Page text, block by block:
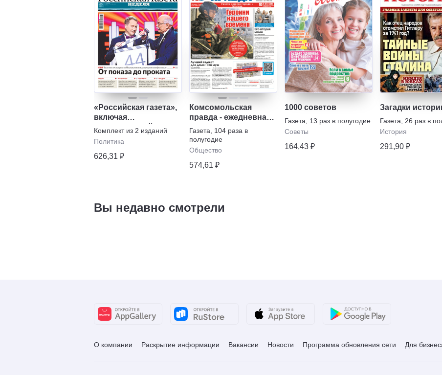
«Российская газета»,
включая
еженедельный
выпуск «Российской
газеты» – Неделя
Комплект из 2 изданий
Политика
626,31 ₽
Комсомольская
правда - ежедневная
газета
Газета
104 раза в
полугодие
Общество
574,61 ₽
1000 советов
Газета
13 раз в полугодие
Советы
164,43 ₽
Загадки
Газета
26 раз в
История
291,90 ₽
Вы недавно смотрели
О компании Раскрытие информации Вакансии Новости Программа обновления сети Для